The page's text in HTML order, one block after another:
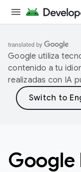
Google utiliza
contenido a tu
realizadas con IA
Google